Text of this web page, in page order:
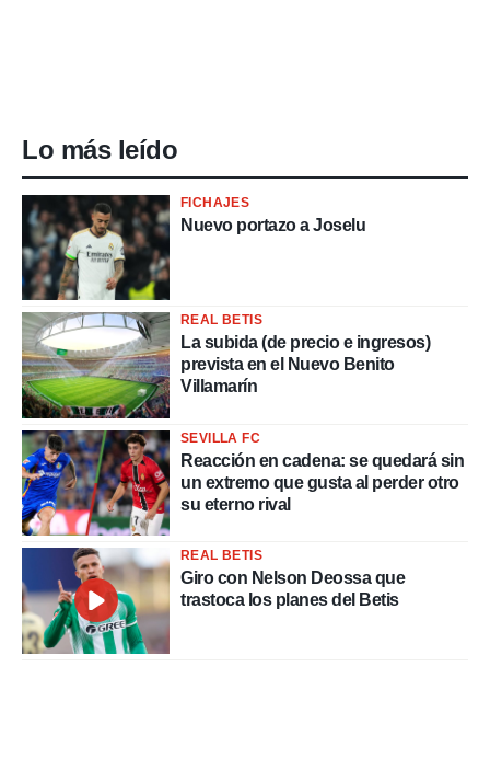
Lo más leído
FICHAJES
Nuevo portazo a Joselu
REAL BETIS
La subida (de precio e ingresos)
prevista en el Nuevo Benito
Villamarín
SEVILLA FC
Reacción en cadena: se quedará sin
un extremo que gusta al perder otro
su eterno rival
REAL BETIS
Giro con Nelson Deossa que
trastoca los planes del Betis